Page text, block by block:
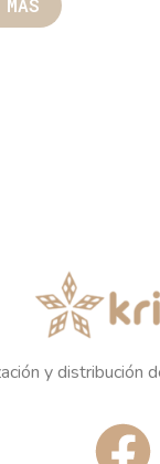
y distribución
F